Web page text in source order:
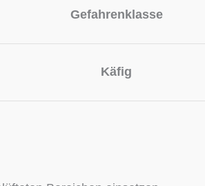
Gefahrenklasse
Käfig